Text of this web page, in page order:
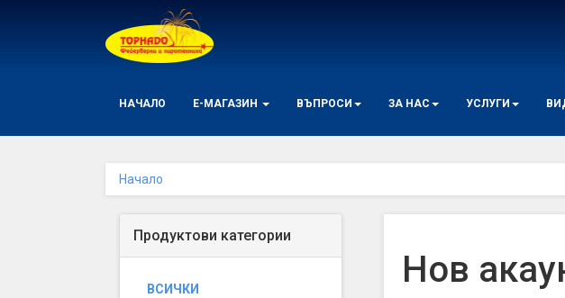
НАЧАЛО Е-МАГАЗИН ВЪПРОСИ ЗА НАС УСЛУГИ
Начало
Продуктови категории
ВСИЧКИ Нов